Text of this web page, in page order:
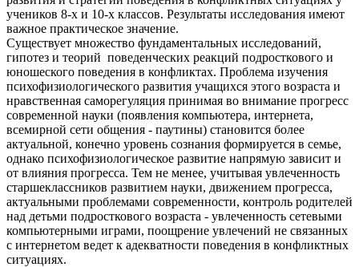
учеников 8-х и 10-х классов. Результаты исследования имеют
важное практическое значение.
Существует множество фундаментальных исследований,
гипотез и теорий поведенческих реакций подросткового и
юношеского поведения в конфликтах. Проблема изучения
психофизиологического развития учащихся этого возраста и
нравственная саморегуляция принимая во внимание прогресс
современной науки (появления компьютера, интернета,
всемирной сети общения - паутины) становится более
актуальной, конечно уровень сознания формируется в семье,
однако психофизиологическое развитие напрямую зависит и
от влияния прогресса. Тем не менее, учитывая увлеченность
старшеклассников развитием науки, движением прогресса,
актуальными проблемами современности, контроль родителей
над детьми подросткового возраста - увлеченность сетевыми
компьютерными играми, поощрение увлечений не связанных
с интернетом ведет к адекватности поведения в конфликтных
ситуациях.